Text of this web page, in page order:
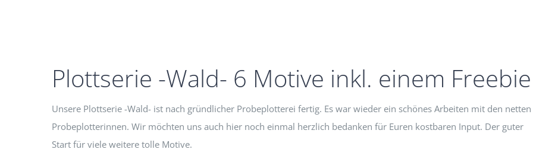
Plottserie -Wald- 6 Motive inkl. einem Freebie
Unsere Plottserie -Wald- ist nach gründlicher Probeplotterei fertig. Es war wieder ein schönes Arbeiten mit den netten
Probeplotterinnen. Wir möchten uns auch hier noch einmal herzlich bedanken für Euren kostbaren Input. Der guter
Start für viele weitere tolle Motive.